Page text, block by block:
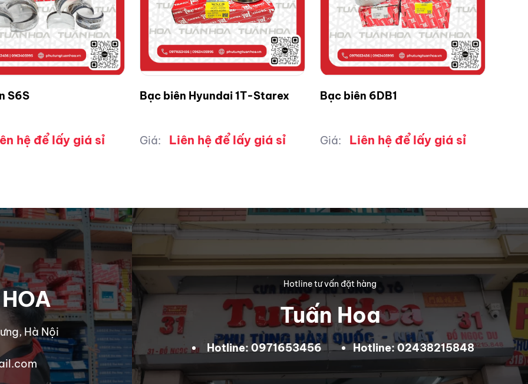
S6S
hệ để lấy giá sỉ
Bạc biên Hyundai 1T-Starex
Giá: Liên hệ để lấy giá sỉ
Bạc biên 6DB1
Giá: Liên hệ để lấy giá sỉ
Hà Nội
Hotline tư vấn đặt hàng
Tuấn Hoa
Hotline: 0971653456 Hotline: 02438215848